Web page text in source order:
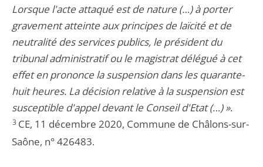
Lorsque l'acte attaqué est de nature (…) à porter
gravement atteinte aux principes de laïcité et de
neutralité des services publics, le président du
tribunal administratif ou le magistrat délégué à cet
effet en prononce la suspension dans les quarante-
huit heures. La décision relative à la suspension est
susceptible d'appel devant le Conseil d'Etat (…) ».
3 CE, 11 décembre 2020, Commune de Châlons-sur-
Saône, n° 426483.